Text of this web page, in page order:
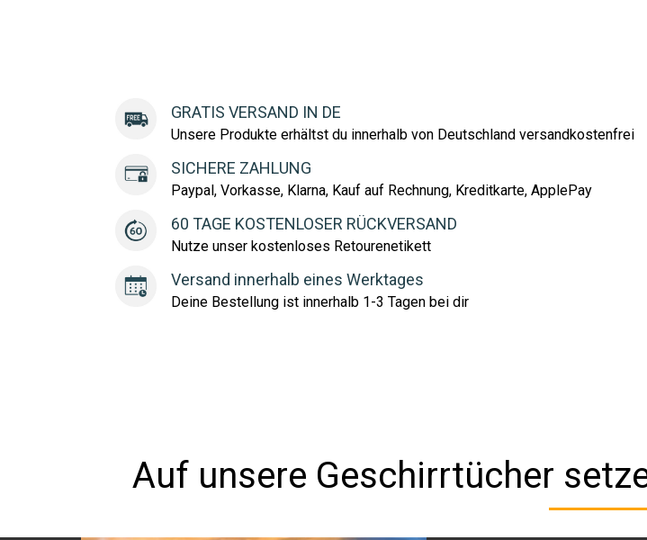
GRATIS VERSAND IN DE
Unsere Produkte erhältst du innerhalb von Deutschland versandkostenfrei
SICHERE ZAHLUNG
Paypal, Vorkasse, Klarna, Kauf auf Rechnung, Kreditkarte, ApplePay
60 TAGE KOSTENLOSER RÜCKVERSAND
Nutze unser kostenloses Retourenetikett
Versand innerhalb eines Werktages
Deine Bestellung ist innerhalb 1-3 Tagen bei dir
Auf unsere Geschirrtücher